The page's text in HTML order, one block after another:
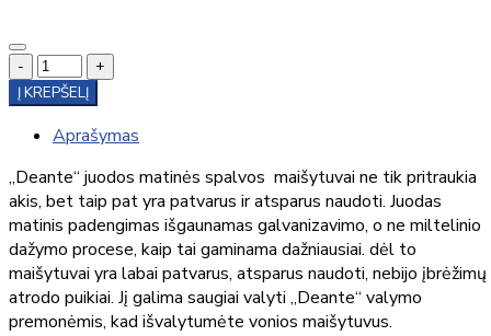
-
+
Į KREPŠELĮ
Aprašymas
„Deante“ juodos matinės spalvos maišytuvai ne tik pritraukia
akis, bet taip pat yra patvarus ir atsparus naudoti. Juodas
matinis padengimas išgaunamas galvanizavimo, o ne miltelinio
dažymo procese, kaip tai gaminama dažniausiai. dėl to
maišytuvai yra labai patvarus, atsparus naudoti, nebijo įbrėžimų
atrodo puikiai. Jį galima saugiai valyti „Deante“ valymo
premonėmis, kad išvalytumėte vonios maišytuvus.